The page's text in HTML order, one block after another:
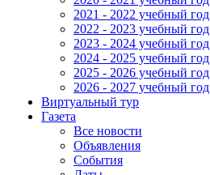
2021 - 2022 учебный год
2022 - 2023 учебный год
2023 - 2024 учебный год
2024 - 2025 учебный год
2025 - 2026 учебный год
2026 - 2027 учебный год
Виртуальный тур
Газета
Все новости
Объявления
События